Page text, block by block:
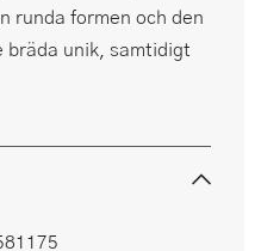
runda formen och den
unik, samtidigt